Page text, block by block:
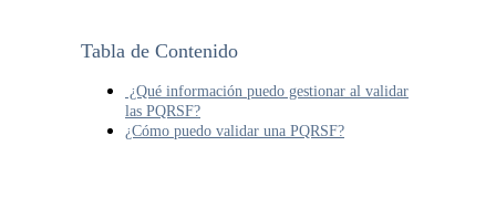
Tabla de Contenido
¿Qué información puedo gestionar al validar
las PQRSF?
¿Cómo puedo validar una PQRSF?